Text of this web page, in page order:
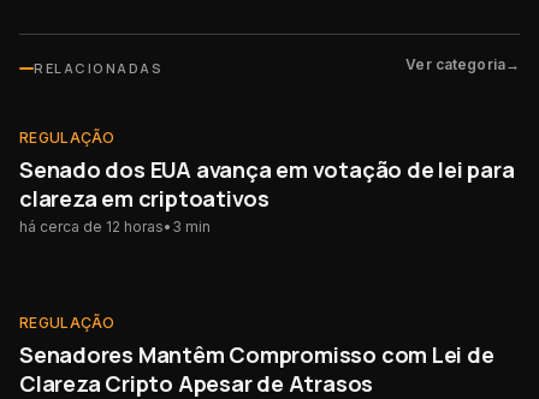
RELACIONADAS Ver categoria→
REGULAÇÃO
REGULAÇÃO
Senado dos EUA avança em votação de lei para
clareza em criptoativos
há cerca de 12 horas• 3 min
REGULAÇÃO
REGULAÇÃO
Senadores Mantêm Compromisso com Lei de
Clareza Cripto Apesar de Atrasos